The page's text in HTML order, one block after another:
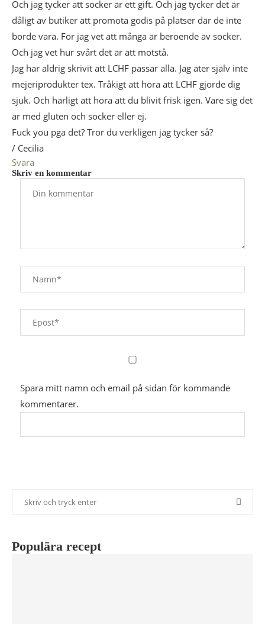
Och jag tycker att socker är ett gift. Och jag tycker det är
dåligt av butiker att promota godis på platser där de inte
borde vara. För jag vet att många är beroende av socker.
Och jag vet hur svårt det är att motstå.
Jag har aldrig skrivit att LCHF passar alla. Jag äter själv inte
mejeriprodukter tex. Tråkigt att höra att LCHF gjorde dig
sjuk. Och härligt att höra att du blivit frisk igen. Vare sig det
är med gluten och socker eller ej.
Fuck you pga det? Tror du verkligen jag tycker så?
/ Cecilia
Svara
Skriv en kommentar
Spara mitt namn och email på sidan för kommande
kommentarer.
Populära recept